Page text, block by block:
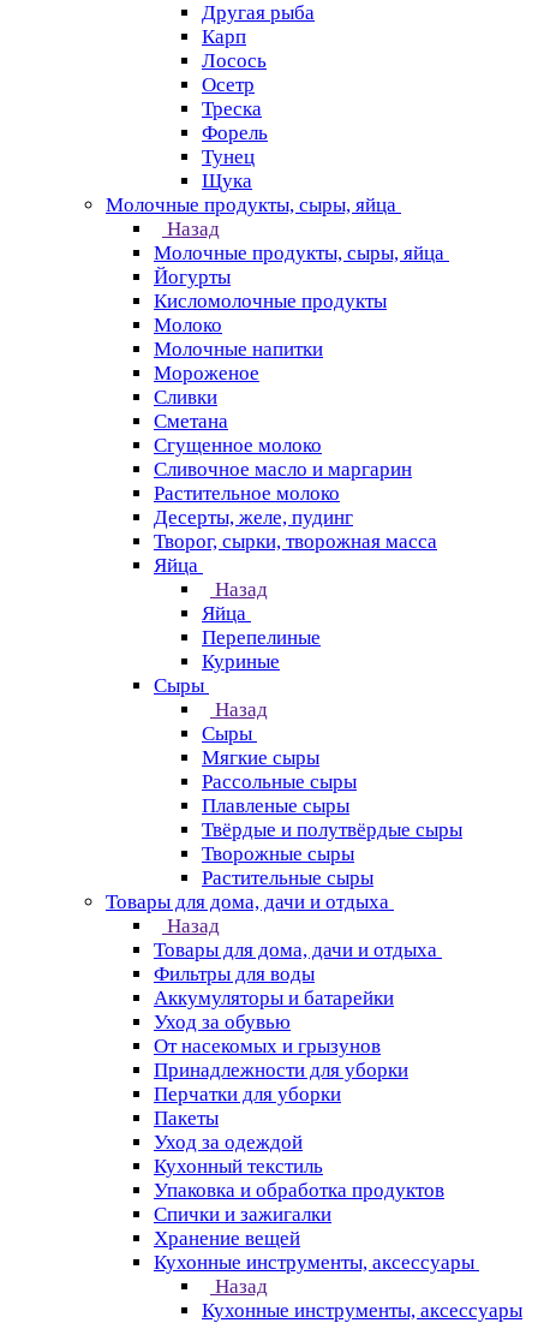
Другая рыба
Карп
Лосось
Осетр
Треска
Форель
Тунец
Щука
Молочные продукты, сыры, яйца
Назад
Молочные продукты, сыры, яйца
Йогурты
Кисломолочные продукты
Молоко
Молочные напитки
Мороженое
Сливки
Сметана
Сгущенное молоко
Сливочное масло и маргарин
Растительное молоко
Десерты, желе, пудинг
Творог, сырки, творожная масса
Яйца
Назад
Яйца
Перепелиные
Куриные
Сыры
Назад
Сыры
Мягкие сыры
Рассольные сыры
Плавленые сыры
Твёрдые и полутвёрдые сыры
Творожные сыры
Растительные сыры
Товары для дома, дачи и отдыха
Назад
Товары для дома, дачи и отдыха
Фильтры для воды
Аккумуляторы и батарейки
Уход за обувью
От насекомых и грызунов
Принадлежности для уборки
Перчатки для уборки
Пакеты
Уход за одеждой
Кухонный текстиль
Упаковка и обработка продуктов
Спички и зажигалки
Хранение вещей
Кухонные инструменты, аксессуары
Назад
Кухонные инструменты, аксессуары